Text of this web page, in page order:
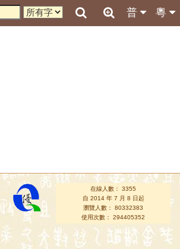
粵
普
在線人數： 3355
自 2014 年 7 月 8 日起
瀏覽人數： 80332383
使用次數： 294405352